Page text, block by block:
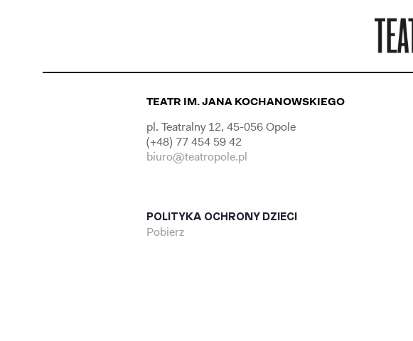
TEATR IM. JANA KOCHANOWSKIEGO
pl. Teatralny 12, 45-056 Opole
(+48) 77 454 59 42
biuro@teatropole.pl
POLITYKA OCHRONY DZIECI
Pobierz